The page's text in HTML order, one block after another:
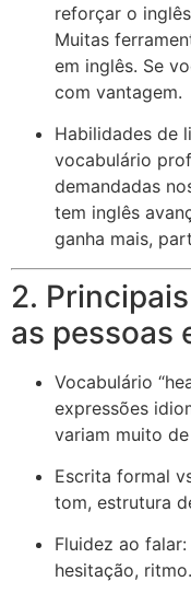
reforçar o
Muitas
em inglês. Se
com vantagem.
Habilidades de
vocabulário
demandadas
tem inglês
ganha mais,
2.
as pessoas
Vocabulário
expressões
variam muito de
Escrita formal
tom, estrutura
Fluidez ao
hesitação, ritmo.